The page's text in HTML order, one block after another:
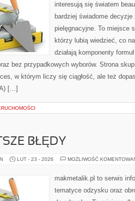
interesują się światem
bardziej świadome decyzje
pielęgnacyjne. To miejsce
którzy lubią wiedzieć, co
działają komponenty
bez przypadkowych wyborów. Strona
w którym liczy się ciągłość, ale też
[…]
BŁĘDY
LUT - 23 - 2026 MOŻLIWOŚĆ
makmetalik.pl to serwis
tematyce odzysku oraz